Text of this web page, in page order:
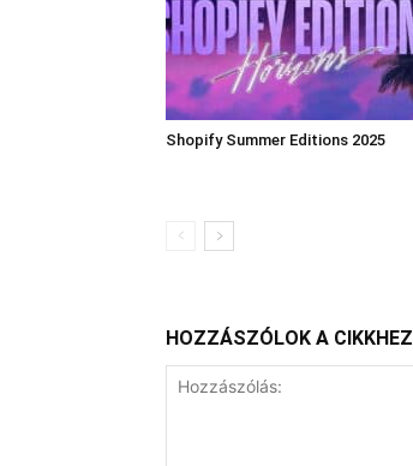
Shopify Summer Editions 2025
HOZZÁSZÓLOK A CIKKHEZ